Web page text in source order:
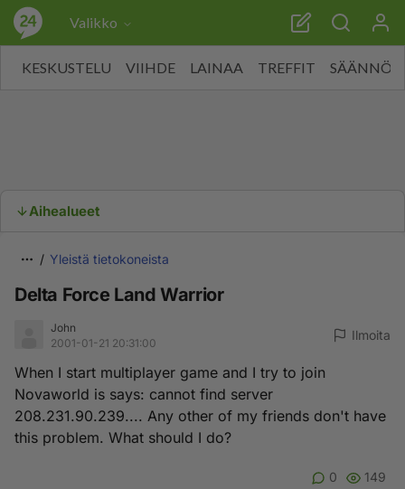
Valikko
KESKUSTELU VIIHDE LAINAA TREFFIT SÄÄNNÖT
Aihealueet
Yleistä tietokoneista
Delta Force Land Warrior
John
2001-01-21 20:31:00
Ilmoita
When I start multiplayer game and I try to join
Novaworld is says: cannot find server
208.231.90.239.... Any other of my friends don't have
this problem. What should I do?
0 149